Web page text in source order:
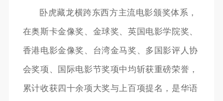
卧虎藏龙横跨东西方主流电影颁奖体系，
在奥斯卡金像奖、金球奖、英国电影学院奖、
香港电影金像奖、台湾金马奖、多国影评人协
会奖项、国际电影节奖项中均斩获重磅荣誉，
累计收获四十余项大奖与上百项提名，是华语